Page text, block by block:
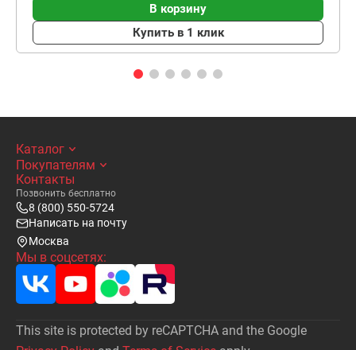
В корзину
Купить в 1 клик
Каталог
Покупателям
Контакты
Позвонить бесплатно
8 (800) 550-5724
Написать на почту
Москва
Мы в соцсетях:
This site is protected by reCAPTCHA and the Google